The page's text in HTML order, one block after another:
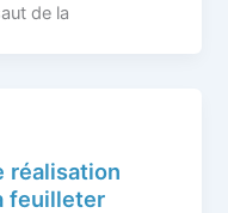
de la
réalisation
feuilleter